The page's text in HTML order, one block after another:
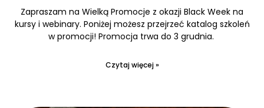
Zapraszam na Wielką Promocje z okazji Black Week na
kursy i webinary. Poniżej możesz przejrzeć katalog szkoleń
w promocji! Promocja trwa do 3 grudnia.
Czytaj więcej »